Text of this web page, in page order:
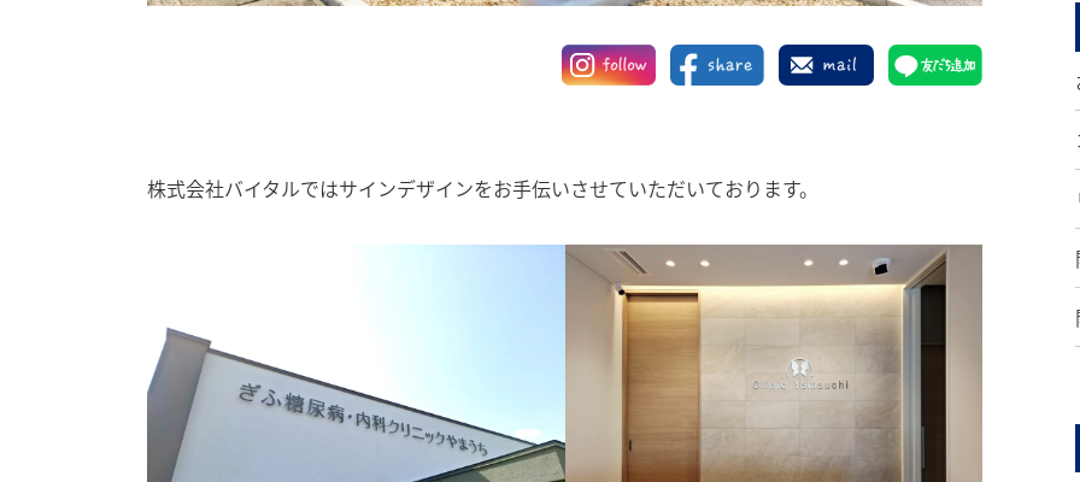
株式会社バイタルではサインデザインをお手伝いさせていただいております。